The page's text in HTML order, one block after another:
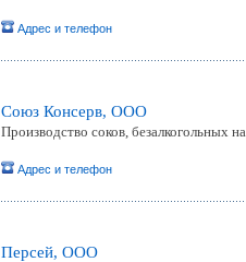
Адрес и телефон
Союз Консерв, OOO
Производство соков, безалкогольных
Адрес и телефон
Персей, ООО